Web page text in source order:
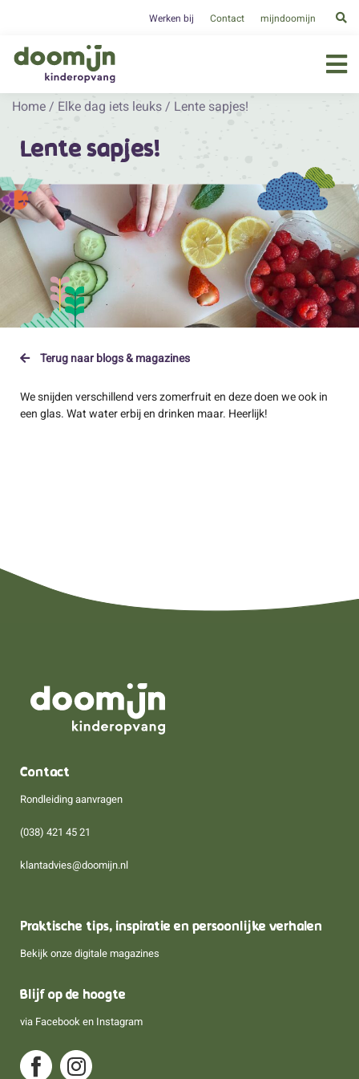
Werken bij Contact mijndoomijn
Home / Elke dag iets leuks / Lente sapjes!
Lente sapjes!
Terug naar blogs & magazines
We snijden verschillend vers zomerfruit en deze doen we ook in
een glas. Wat water erbij en drinken maar. Heerlijk!
Contact
Rondleiding aanvragen
(038) 421 45 21
klantadvies@doomijn.nl
Praktische tips, inspiratie en persoonlijke verhalen
Bekijk onze digitale magazines
Blijf op de hoogte
via Facebook en Instagram